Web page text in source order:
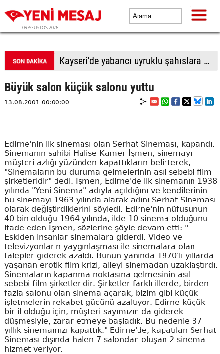
09 AĞUSTOS 2026
BTP Antalya İl Başkanlığından yoğun mesai: İl binasında ve Manavgat'ta üye buluşmaları
Büyük salon küçük salonu yuttu
13.08.2001 00:00:00
Edirne'nin ilk sineması olan Serhat Sineması, kapandı.
Sinemanın sahibi Halise Kamer İşmen, sinemayı
müşteri azlığı yüzünden kapattıkların belirterek,
"Sinemaların bu duruma gelmelerinin asıl sebebi film
şirketleridir" dedi. İşmen, Edirne'de ilk sinemanın 1938
yılında "Yeni Sinema" adıyla açıldığını ve kendilerinin
bu sinemayı 1963 yılında alarak adını Serhat Sineması
olarak değiştirdiklerini söyledi. Edirne'nin nüfusunun
40 bin olduğu 1964 yılında, ilde 10 sinema olduğunu
ifade eden İşmen, sözlerine şöyle devam etti: "
Eskiden insanlar sinemalara giderdi. Video ve
televizyonların yaygınlaşması ile sinemalara olan
talepler giderek azaldı. Bunun yanında 1970'li yıllarda
yaşanan erotik film krizi, aileyi sinemadan uzaklaştırdı.
Sinemaların kapanma noktasına gelmesinin asıl
sebebi film şirketleridir. Şirketler farklı illerde, birden
fazla salonu olan sinema açarak, bizim gibi küçük
işletmelerin rekabet gücünü azaltıyor. Edirne küçük
bir il olduğu için, müşteri sayımızın da giderek
düşmesiyle, zarar etmeye başladık. Bu nedenle 37
yıllık sinemamızı kapattık." Edirne'de, kapatılan Serhat
Sineması dışında halen 7 salondan oluşan 2 sinema
hizmet veriyor.